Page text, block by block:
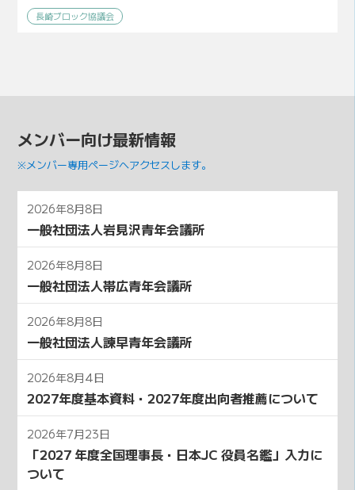
長崎ブロック協議会
メンバー向け最新情報
※メンバー専用ページへアクセスします。
2026年8月8日
一般社団法人岩見沢青年会議所
2026年8月8日
一般社団法人帯広青年会議所
2026年8月8日
一般社団法人諫早青年会議所
2026年8月4日
2027年度基本資料・2027年度出向者推薦について
2026年7月23日
「2027 年度全国理事⻑・⽇本JC 役員名鑑」⼊⼒に
ついて